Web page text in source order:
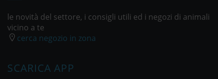
le novità del settore, i consigli utili ed i negozi di animali
vicino a te
cerca negozio in zona
SCARICA APP